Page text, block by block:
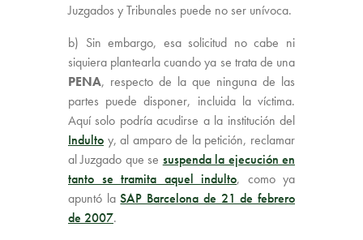
Juzgados y Tribunales puede no ser unívoca.
b) Sin embargo, esa solicitud no cabe ni
siquiera plantearla cuando ya se trata de una
PENA, respecto de la que ninguna de las
partes puede disponer, incluida la víctima.
Aquí solo podría acudirse a la institución del
Indulto y, al amparo de la petición, reclamar
al Juzgado que se suspenda la ejecución en
tanto se tramita aquel indulto, como ya
apuntó laSAP Barcelona de 21 de febrero
de 2007.